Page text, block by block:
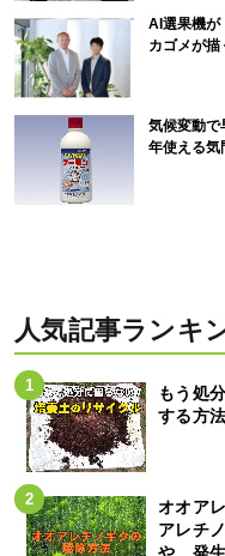
AI選果機が
カゴメが
気候変動で
年使える気
人気記事ランキ
もう処
する方法
オオア
アレチ
や、発